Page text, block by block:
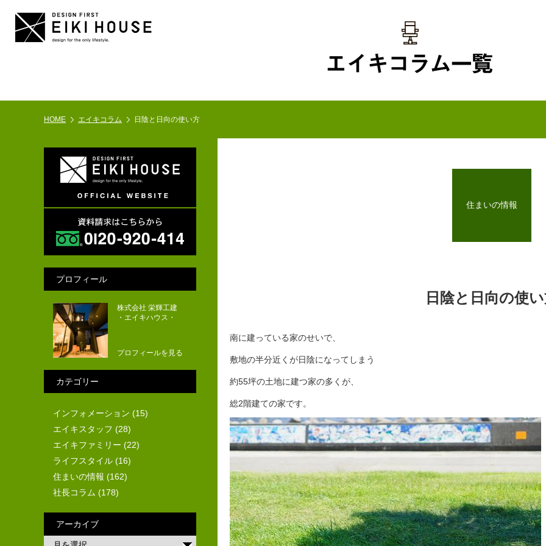
HOME エイキコラム 日陰と日向の使い方
住まいの情報
日陰と日向の使
南に建っている家のせいで、
敷地の半分近くが日陰になってしまう
約55坪の土地に建つ家の多くが、
総2階建ての家です。
プロフィール
株式会社 栄輝工建
・エイキハウス・
プロフィールを見る
カテゴリー
インフォメーション (15)
エイキスタッフ (28)
エイキファミリー (22)
ライフスタイル (16)
住まいの情報 (162)
社長コラム (178)
アーカイブ